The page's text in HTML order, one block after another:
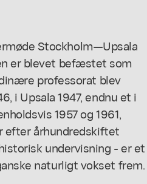
Stockholm—Upsala
er blevet befæstet som
professorat blev
i Upsala 1947, endnu et i
1957 og 1961,
efter århundredskiftet
undervisning - er et
naturligt vokset frem.